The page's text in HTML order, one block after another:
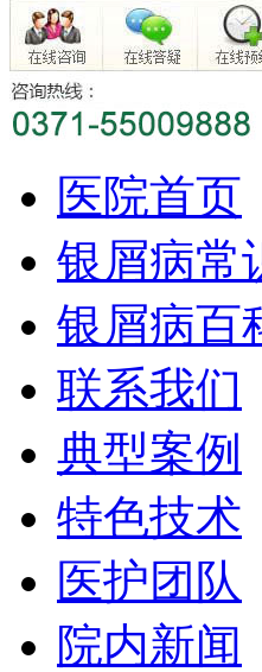
医院首页
银屑病常
银屑病百
联系我们
典型案例
特色技术
医护团队
院内新闻